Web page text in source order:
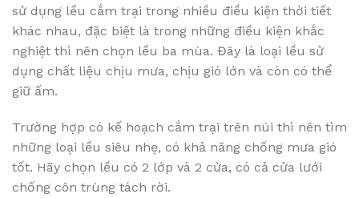
sử dụng lều cắm trại trong nhiều điều kiện thời tiết
khác nhau, đặc biệt là trong những điều kiện khắc
nghiệt thì nên chọn lều ba mùa. Đây là loại lều sử
dụng chất liệu chịu mưa, chịu gió lớn và còn có thể
giữ ấm.
Trường hợp có kế hoạch cắm trại trên núi thì nên tìm
những loại lều siêu nhẹ, có khả năng chống mưa gió
tốt. Hãy chọn lều có 2 lớp và 2 cửa, có cả cửa lưới
chống côn trùng tách rời.